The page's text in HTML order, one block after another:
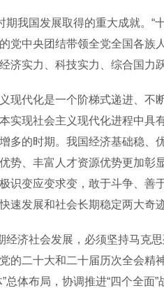
我国发展取得的重大成就。“
党中央团结带领全党全国各
济实力、科技实力、综合国
代化是一个阶梯式递进、不断
实现社会主义现代化进程中具
多的时期。我国经济基础稳
势、丰富人才资源优势更加彰
识变应变求变，敢于斗争、
速发展和社会长期稳定两大奇
济社会发展，必须坚持马克思
的二十大和二十届历次全会
总体布局，协调推进“四个全